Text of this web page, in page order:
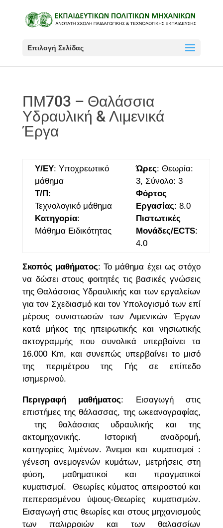
Επιλογή Σελίδας
ΠΜ703 – Θαλάσσια
Υδραυλική & Λιμενικά
Έργα
Υ/ΕΥ: Υποχρεωτικό
μάθημα
Τ/Π:
Τεχνολογικό μάθημα
Κατηγορία:
Μάθημα Ειδικότητας
Ώρες: Θεωρία:
3, Σύνολο: 3
Φόρτος
Εργασίας: 8.0
Πιστωτικές
Μονάδες/ECTS:
4.0
Σκοπός μαθήματος: Το μάθημα έχει ως στόχο
να δώσει στους φοιτητές τις βασικές γνώσεις
της Θαλάσσιας Υδραυλικής και των εργαλείων
για τον Σχεδιασμό και τον Υπολογισμό των επί
μέρους συνιστωσών των Λιμενικών Έργων
κατά μήκος της ηπειρωτικής και νησιωτικής
ακτογραμμής που συνολικά υπερβαίνει τα
16.000 Km, και συνεπώς υπερβαίνει το μισό
της περιμέτρου της Γής σε επίπεδο
ισημερινού.
Περιγραφή μαθήματος: Εισαγωγή στις
επιστήμες της θάλασσας, της ωκεανογραφίας,
της θαλάσσιας υδραυλικής και της
ακτομηχανικής. Ιστορική αναδρομή,
κατηγορίες λιμένων. Άνεμοι και κυματισμοί :
γένεση ανεμογενών κυμάτων, μετρήσεις στη
φύση, μαθηματικοί και πραγματικοί
κυματισμοί. Θεωρίες κύματος απειροστού και
πεπερασμένου ύψους-Θεωρίες κυματισμών.
Εισαγωγή στις θεωρίες και στους μηχανισμούς
των παλιρροιών και των θαλασσίων